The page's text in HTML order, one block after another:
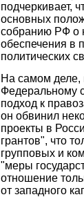
подчеркивает,
основных
собранию РФ о
обеспечения в
политических
На самом деле,
Федеральному
подход к
он обвинил
проекты в
грантов", что
групповых и
"меры
отношение
от западного